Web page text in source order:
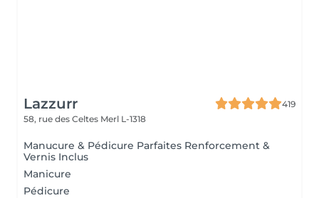
Lazzurr
419
58, rue des Celtes Merl L-1318
Manucure & Pédicure Parfaites Renforcement &
Vernis Inclus
Manicure
Pédicure